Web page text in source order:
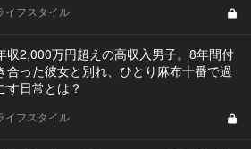
イフスタイル
収2,000万円超えの高収入男子。8年間付
合った彼女と別れ、ひとり麻布十番で過
す日常とは？
イフスタイル